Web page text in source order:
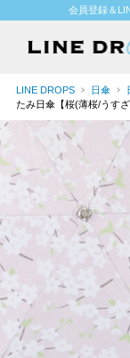
会員登録＆
LINE DROPS 日傘
たみ日傘【桜(薄桜/うすざ